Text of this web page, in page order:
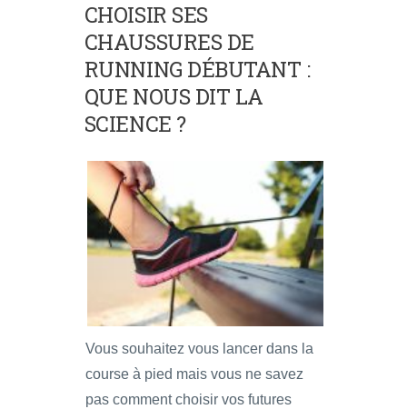
CHOISIR SES
CHAUSSURES DE
RUNNING DÉBUTANT :
QUE NOUS DIT LA
SCIENCE ?
Vous souhaitez vous lancer dans la
course à pied mais vous ne savez
pas comment choisir vos futures